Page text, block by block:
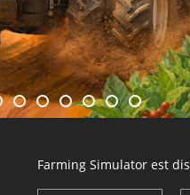
Farming Simulator est